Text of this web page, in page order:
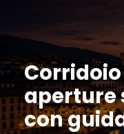
aperture
con